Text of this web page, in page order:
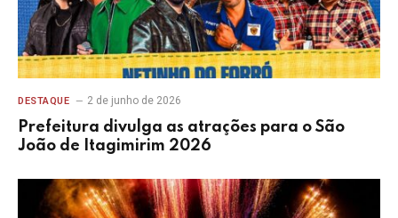
DESTAQUE 2 de junho de 2026
Prefeitura divulga as atrações para o São
João de Itagimirim 2026